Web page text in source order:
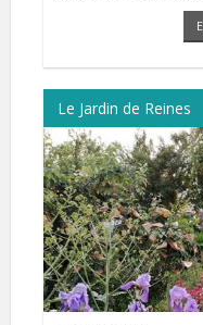
ambiances sonores
saisons et les âges
Le Jardin de Reines